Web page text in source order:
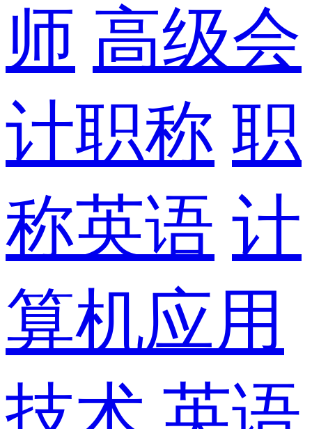
师 高级会
计职称 职
称英语 计
算机应用